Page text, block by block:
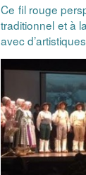
Ce fil rouge
traditionnel et à
avec